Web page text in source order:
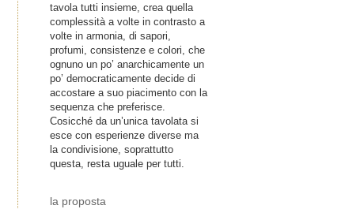
tavola tutti insieme, crea quella
complessità a volte in contrasto a
volte in armonia, di sapori,
profumi, consistenze e colori, che
ognuno un po’ anarchicamente un
po’ democraticamente decide di
accostare a suo piacimento con la
sequenza che preferisce.
Cosicché da un’unica tavolata si
esce con esperienze diverse ma
la condivisione, soprattutto
questa, resta uguale per tutti.
la proposta